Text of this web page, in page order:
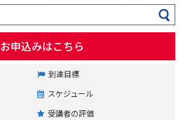
お申込みはこちら
到達目標
スケジュール
受講者の評価